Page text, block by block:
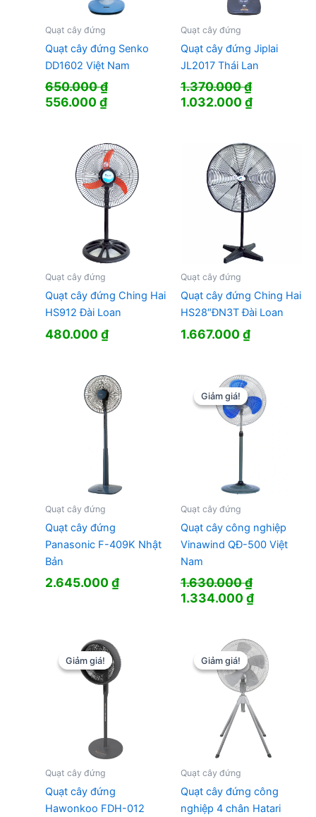
Quạt cây đứng
Quạt cây đứng Senko
DD1602 Việt Nam
650.000₫
Giá
650.000 ₫.
556.000₫Giá
là:
556.000 ₫.
Quạt cây đứng
Quạt cây đứng Jiplai
JL2017 Thái Lan
1.370.000₫
Giá
1.370.000 ₫.
1.032.000₫Giá
là:
1.032.000
Quạt cây đứng
Quạt cây đứng Ching Hai
HS912 Đài Loan
480.000₫
Quạt cây đứng
Quạt cây đứng Ching Hai
HS28″ĐN3T Đài Loan
1.667.000₫
Quạt cây đứng
Quạt cây đứng
Panasonic F-409K Nhật
Bản
2.645.000₫
Giảm giá!
Giảm giá!
Quạt cây đứng
Quạt cây công nghiệp
Vinawind QĐ-500 Việt
Nam
1.630.000₫
Giá
1.630.000 ₫.
1.334.000₫Giá
là:
Giảm giá!
Giảm giá!
Quạt cây đứng
Quạt cây đứng
Hawonkoo FDH-012
Giảm giá!
Giảm giá!
Quạt cây đứng
Quạt cây đứng công
nghiệp 4 chân Hatari